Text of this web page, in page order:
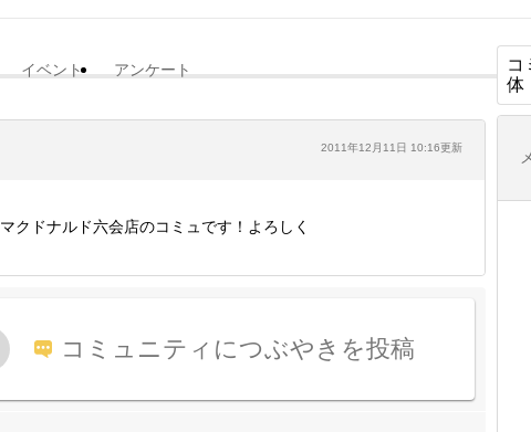
イベント アンケート
コ
体
2011年12月11日 10:16更新
マクドナルド六会店のコミュです！よろしく
コミュニティにつぶやきを投稿